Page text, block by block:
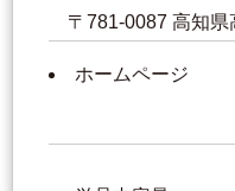
〒781-0087 高知
ホームページ